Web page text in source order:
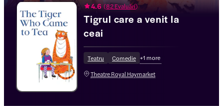
4.6 (82 Evaluări)
Tigrul care a venit la
ceai
Teatru Comedie +1 more
Theatre Royal Haymarket